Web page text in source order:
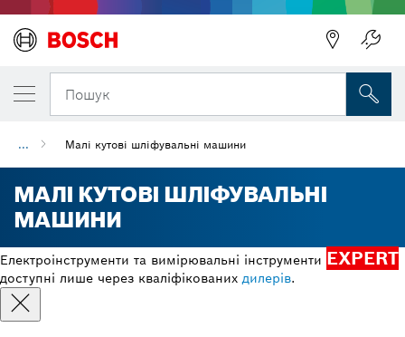
Пошук
... Малі кутові шліфувальні машини
МАЛІ КУТОВІ ШЛІФУВАЛЬНІ
МАШИНИ
Електроінструменти та вимірювальні інструменти EXPERT
доступні лише через кваліфікованихдилерів.